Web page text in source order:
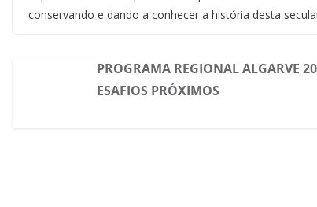
conservando e dando a conhecer a história desta
PROGRAMA REGIONAL ALGARVE
ESAFIOS PRÓXIMOS